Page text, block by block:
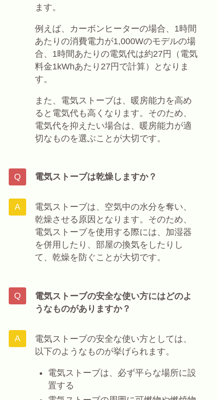
ます。
例えば、カーボンヒーターの場合、1時間
あたりの消費電力が1,000Wのモデルの場
合、1時間あたりの電気代は約27円（電気
料金1kWhあたり27円で計算）となりま
す。
また、電気ストーブは、暖房能力を高め
ると電気代も高くなります。そのため、
電気代を抑えたい場合は、暖房能力が適
切なものを選ぶことが大切です。
電気ストーブは乾燥しますか？
電気ストーブは、空気中の水分を奪い、
乾燥させる原因となります。そのため、
電気ストーブを使用する際には、加湿器
を併用したり、部屋の換気をしたりし
て、乾燥を防ぐことが大切です。
電気ストーブの安全な使い方にはどのよ
うなものがありますか？
電気ストーブの安全な使い方としては、
以下のようなものが挙げられます。
電気ストーブは、必ず平らな場所に設
置する